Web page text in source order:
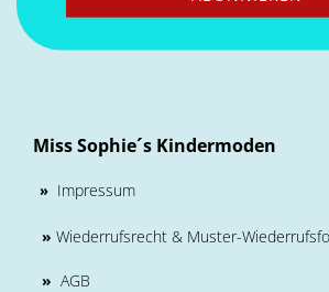
Miss Sophie´s Kindermoden
» Impressum
» Wiederrufsrecht & Muster-
» AGB